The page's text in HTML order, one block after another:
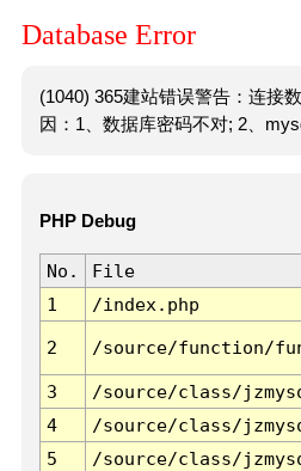
Database Error
(1040) 365建站错误警告：连接
因：1、数据库密码不对; 2、
PHP Debug
No. File
1
/index.php
2 /source/function/
3 /source/class/
4
/source/class/
5
/source/class/